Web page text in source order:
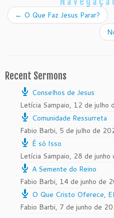
← O Que Faz Jesus Parar?
Recent Sermons
Conselhos de Jesus
Letícia Sampaio, 12 de julho
Comunidade Ressurreta
Fabio Barbi, 5 de julho de
É só Isso
Letícia Sampaio, 28 de junho
A Semente do Reino
Fabio Barbi, 14 de junho de
O Que Cristo Oferece,
Fabio Barbi, 7 de junho de